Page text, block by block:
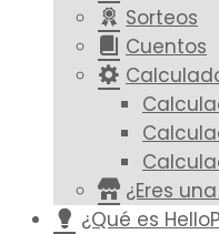
Sorteos
Cuentos
¿Eres
¿Qué es